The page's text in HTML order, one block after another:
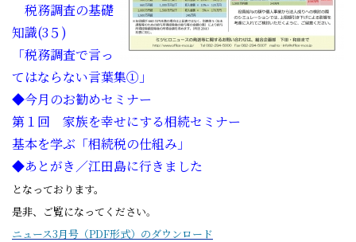
税務調査の基礎
知識(3５)
「税務調査で言っ
てはならない言葉集①」
◆今月のお勧めセミナー
第１回 家族を幸せにする相続セミナー
基本を学ぶ「相続税の仕組み」
◆あとがき／江田島に行きました
となっております。
是非、ご覧になってください。
ニュース3月号（PDF形式）のダウンロード